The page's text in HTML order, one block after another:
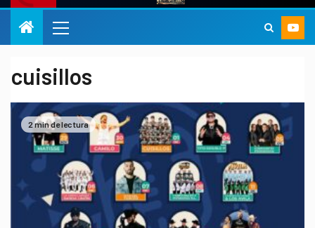
cuisillos
2 min de lectura